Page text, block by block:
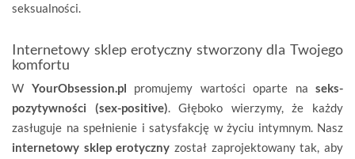
seksualności.
Internetowy sklep erotyczny stworzony dla Twojego
komfortu
W YourObsession.pl promujemy wartości oparte na seks-
pozytywności (sex-positive). Głęboko wierzymy, że każdy
zasługuje na spełnienie i satysfakcję w życiu intymnym. Nasz
internetowy sklep erotyczny został zaprojektowany tak, aby